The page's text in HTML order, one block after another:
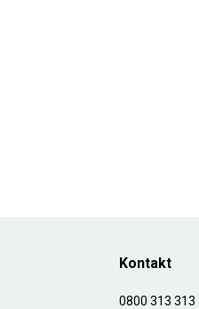
Kontakt
0800 313 313